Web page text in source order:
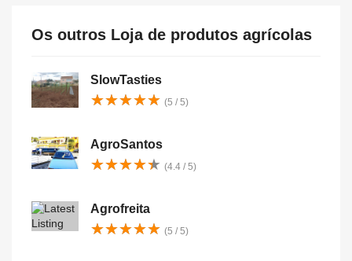
Os outros Loja de produtos agrícolas
SlowTasties
★★★★★
★★★★★ (5 / 5)
AgroSantos
★★★★★
★★★★★ (4.4 / 5)
Agrofreita
★★★★★
★★★★★ (5 / 5)